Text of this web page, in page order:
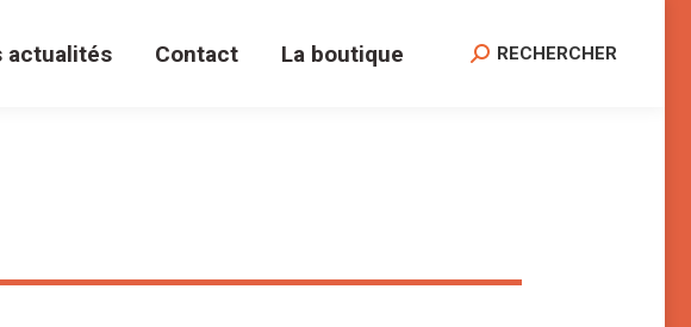
actualités Contact La boutique Search:
RECHERCHER